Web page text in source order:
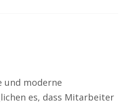
und moderne
es, dass Mitarbeiter